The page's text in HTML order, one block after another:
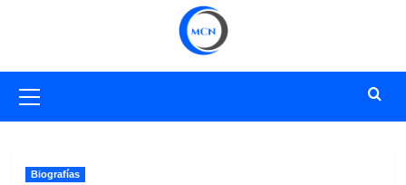
primario
Biografías